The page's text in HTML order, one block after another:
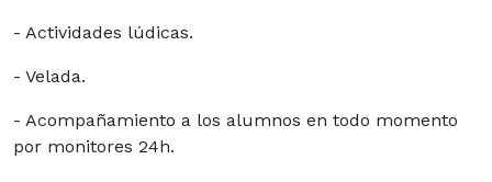
- Actividades lúdicas.
- Velada.
- Acompañamiento a los alumnos en todo momento
por monitores 24h.